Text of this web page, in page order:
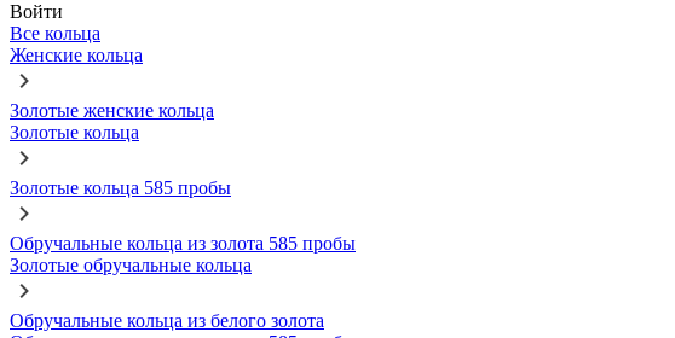
Войти
Все кольца
Женские кольца
Золотые женские кольца
Золотые кольца
Золотые кольца 585 пробы
Обручальные кольца из золота 585 пробы
Золотые обручальные кольца
Обручальные кольца из белого золота